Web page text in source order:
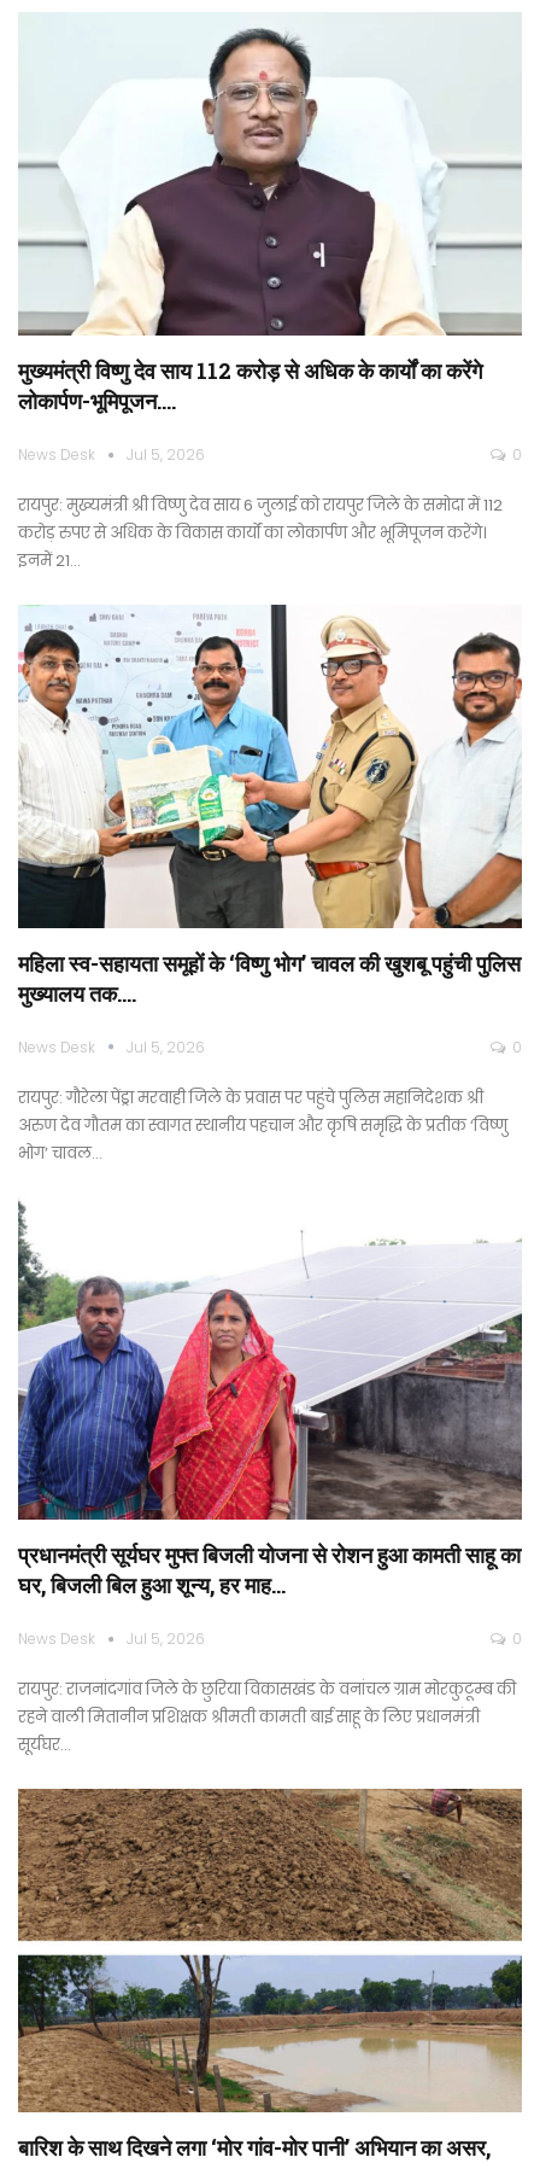
मुख्यमंत्री विष्णु देव साय 112 करोड़ से अधिक के कार्यों का करेंगे
लोकार्पण-भूमिपूजन….
News Desk Jul 5, 2026 0
रायपुर: मुख्यमंत्री श्री विष्णु देव साय 6 जुलाई को रायपुर जिले के समोदा में 112
करोड़ रुपए से अधिक के विकास कार्यों का लोकार्पण और भूमिपूजन करेंगे।
इनमें 21…
महिला स्व-सहायता समूहों के ‘विष्णु भोग’ चावल की खुशबू पहुंची पुलिस
मुख्यालय तक….
News Desk Jul 5, 2026 0
रायपुर: गौरेला पेंड्रा मरवाही जिले के प्रवास पर पहुंचे पुलिस महानिदेशक श्री
अरुण देव गौतम का स्वागत स्थानीय पहचान और कृषि समृद्धि के प्रतीक ‘विष्णु
भोग’ चावल…
प्रधानमंत्री सूर्यघर मुफ्त बिजली योजना से रोशन हुआ कामती साहू का
घर, बिजली बिल हुआ शून्य, हर माह…
News Desk Jul 5, 2026 0
रायपुर: राजनांदगांव जिले के छुरिया विकासखंड के वनांचल ग्राम मोरकुटूम्ब की
रहने वाली मितानीन प्रशिक्षक श्रीमती कामती बाई साहू के लिए प्रधानमंत्री
सूर्यघर…
बारिश के साथ दिखने लगा ‘मोर गांव-मोर पानी’ अभियान का असर,